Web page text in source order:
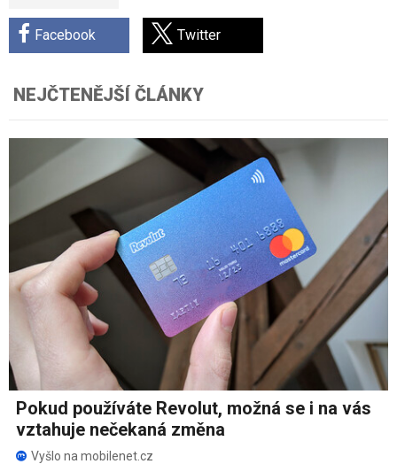
Facebook Twitter
NEJČTENĚJŠÍ ČLÁNKY
Pokud používáte Revolut, možná se i na vás
vztahuje nečekaná změna
Vyšlo na mobilenet.cz